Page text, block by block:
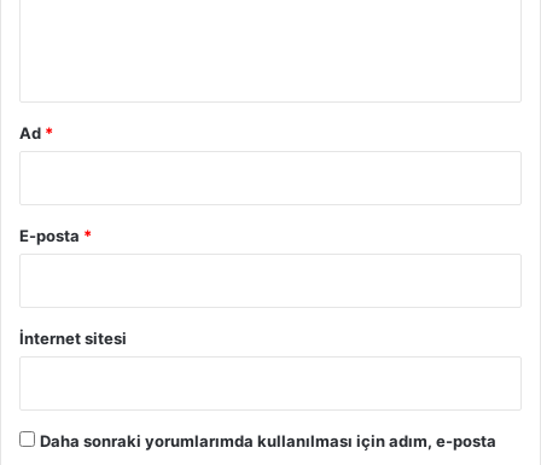
i
s
i
e
r
i
i
C
A
O
N
a
ş
a
k
t
ı
Ad *
E-posta *
İnternet sitesi
Daha sonraki yorumlarımda kullanılması için adım, e-posta